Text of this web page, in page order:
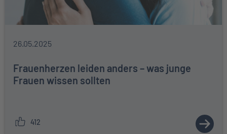
26.05.2025
Frauenherzen leiden anders – was junge
Frauen wissen sollten
412
ZUM